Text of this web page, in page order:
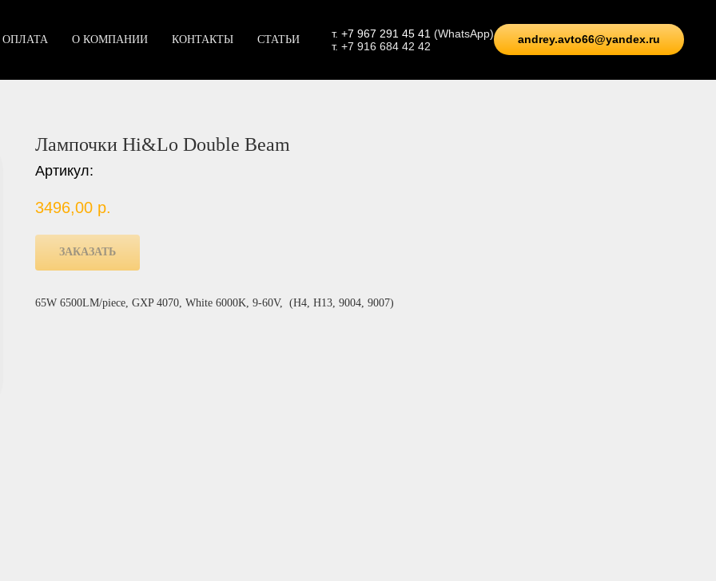
ОПЛАТА О КОМПАНИИ КОНТАКТЫ СТАТЬИ т. +7 967 291 45 41 (WhatsApp)
т. +7 916 684 42 42
andrey.avto66@yandex.ru
Лампочки Hi&Lo Double Beam
Артикул:
3496,00 р.
ЗАКАЗАТЬ
65W 6500LM/piece, GXP 4070, White 6000K, 9-60V, (H4, H13, 9004, 9007)